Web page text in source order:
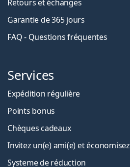
Retours et échanges
Garantie de 365 jours
FAQ - Questions fréquentes
Services
Expédition régulière
Points bonus
Chèques cadeaux
Invitez un(e) ami(e) et économisez
Systeme de réduction